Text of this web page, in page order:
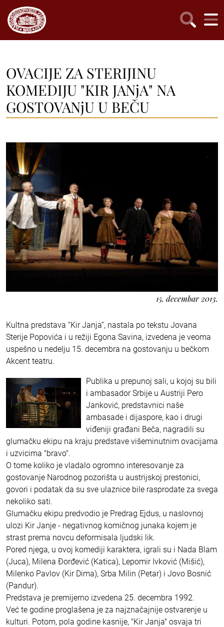
OVACIJE ZA STERIJINU
KOMEDIJU "KIR JANjA" NA
GOSTOVANjU U BEČU
15. decembar 2013.
Kultna predstava “Kir Janja”, nastala po tekstu Jovana
Sterije Popovića i u režiji Egona Savina, izvedena je veoma
uspešno u nedelju 15. decembra na gostovanju u bečkom
Akcent teatru.
Publika u prepunoj sali, u kojoj su bili
i ambasador Srbije u Austriji Pero
Janković, predstavnici naše
ambasade i dijaspore, kao i drugi
viđeniji građani Beča, nagradili su
glumačku ekipu na kraju predstave višeminutnim ovacijama
i uzvicima "bravo".
O tome koliko je vladalo ogromno interesovanje za
gostovanje Narodnog pozorišta u austrijskoj prestonici,
govori i podatak da su sve ulaznice bile rasprodate za svega
nekoliko sati.
Glumačku ekipu predvodio je Predrag Ejdus, u naslovnoj
ulozi Kir Janje - negativnog komičnog junaka kojem je
strast prema novcu deformisala ljudski lik.
Pored njega, u ovoj komediji karaktera, igrali su i Nada Blam
(Juca), Milena Đorđević (Katica), Lepomir Ivković (Mišić),
Milenko Pavlov (Kir Dima), Srba Milin (Petar) i Jovo Bosnić
(Pandur).
Predstava je premijerno izvedena 25. decembra 1992.
Već te godine proglašena je za najznačajnije ostvarenje u
kulturi. Potom, pola godine kasnije, "Kir Janja" osvaja tri